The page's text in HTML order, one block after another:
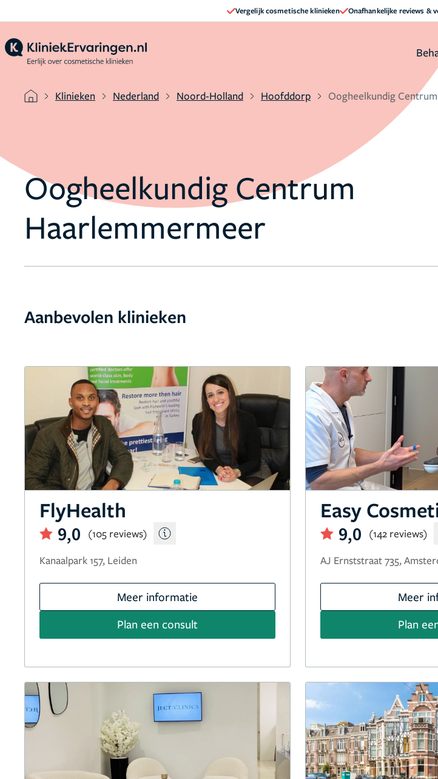
Vergelijk cosmetische klinieken Onafhankelijke reviews &
Klinieken Nederland Noord-Holland Hoofddorp Oogheelkundig
Oogheelkundig Centrum
Haarlemmermeer
Aanbevolen klinieken
FlyHealth
9,0
(105 reviews)
Kanaalpark 157, Leiden
Meer informatie
Plan een consult
Easy
9,0
(142 reviews)
AJ Ernststraat 735,
Meer
Plan